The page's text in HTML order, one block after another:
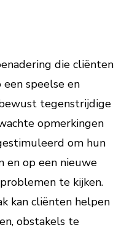
die cliënten
speelse en
tegenstrijdige
opmerkingen
om hun
en op een nieuwe
te kijken.
kan cliënten helpen
obstakels te